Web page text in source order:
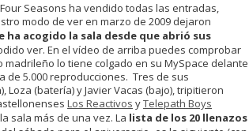
Seasons ha vendido todas las entradas,
modo de ver en marzo de 2009 dejaron
acogido la sala desde que abrió sus
ver. En el vídeo de arriba puedes comprobar
lo tiene colgado en su MySpace delante
de 5.000 reproducciones. Tres de sus
(batería) y Javier Vacas (bajo), tripitieron
Los Reactivos yTelepath Boys
sala más de una vez. La lista de los 20 llenazos